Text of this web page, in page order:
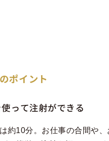
ポイント
って注射ができる
約10分。お仕事の合間や